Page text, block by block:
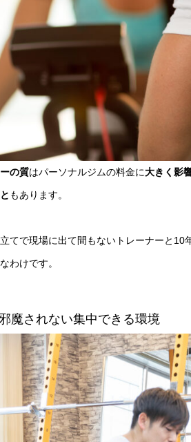
の質はパーソナルジムの料金に大きく影
もあります。
てで現場に出て間もないトレーナーと10
なわけです。
魔されない集中できる環境